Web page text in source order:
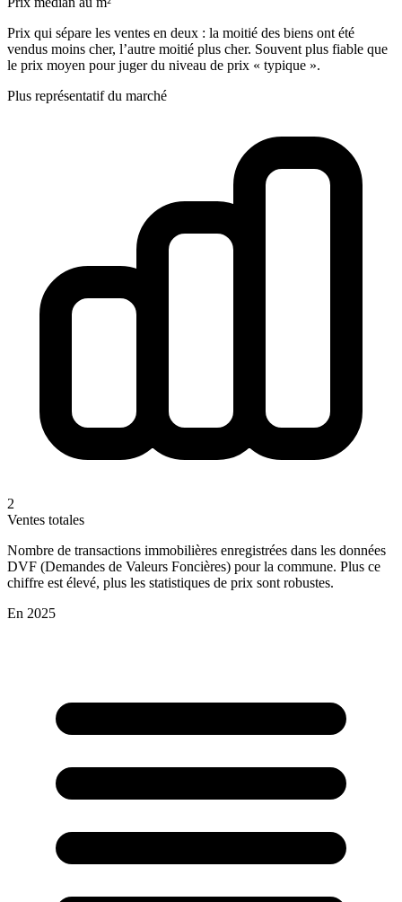
Prix qui sépare les ventes en deux : la moitié des biens ont été
vendus moins cher, l’autre moitié plus cher. Souvent plus fiable que
le prix moyen pour juger du niveau de prix « typique ».
Plus représentatif du marché
2
Ventes totales
Nombre de transactions immobilières enregistrées dans les données
DVF (Demandes de Valeurs Foncières) pour la commune. Plus ce
chiffre est élevé, plus les statistiques de prix sont robustes.
En 2025